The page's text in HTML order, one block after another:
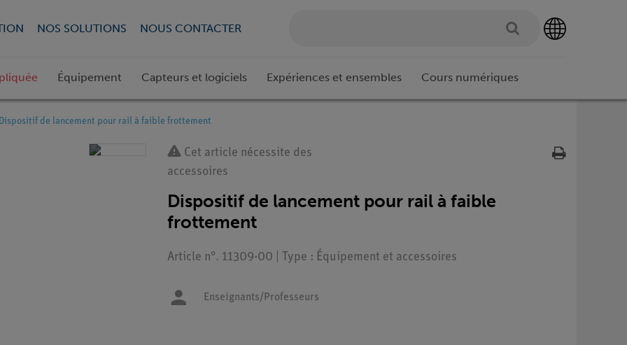
NOS SOLUTIONS NOUS CONTACTER
Équipement Capteurs et logiciels Expériences et ensembles Cours numériques
Dispositif de lancement pour rail à faible frottement
Cet article nécessite des
accessoires
Dispositif de lancement pour rail à faible
frottement
Article n°. 11309-00 | Type : Équipement et accessoires
Enseignants/Professeurs